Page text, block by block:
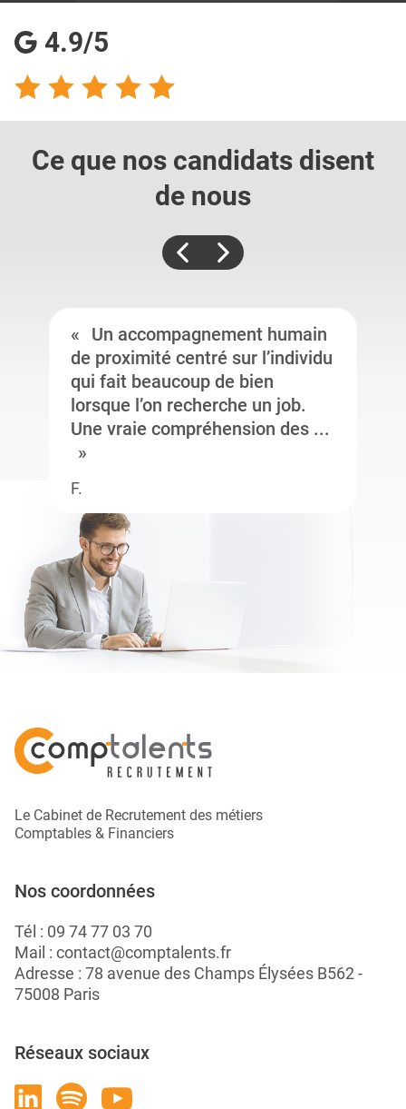
4.9/5
Ce que nos candidats disent
de nous
Un accompagnement humain
de proximité centré sur l’individu
qui fait beaucoup de bien
lorsque l’on recherche un job.
Une vraie compréhension des ...
F.
Le Cabinet de Recrutement des métiers
Comptables & Financiers
Nos coordonnées
Tél : 09 74 77 03 70
Mail : contact@comptalents.fr
Adresse : 78 avenue des Champs Élysées B562 -
75008 Paris
Réseaux sociaux